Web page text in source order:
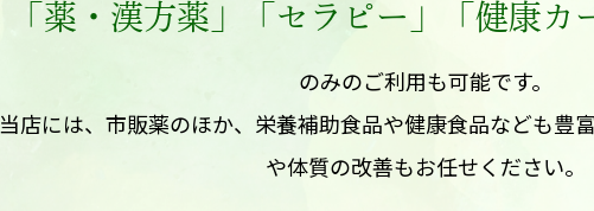
「薬・漢方薬」「セラピー」「健康カ
のみのご利用も可能です。
当店には、市販薬のほか、栄養補助食品や健康食品なども豊
や体質の改善もお任せください。